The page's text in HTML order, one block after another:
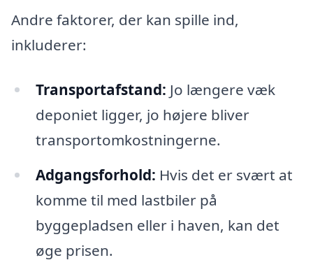
Andre faktorer, der kan spille ind,
inkluderer:
Transportafstand: Jo længere væk
deponiet ligger, jo højere bliver
transportomkostningerne.
Adgangsforhold: Hvis det er svært at
komme til med lastbiler på
byggepladsen eller i haven, kan det
øge prisen.